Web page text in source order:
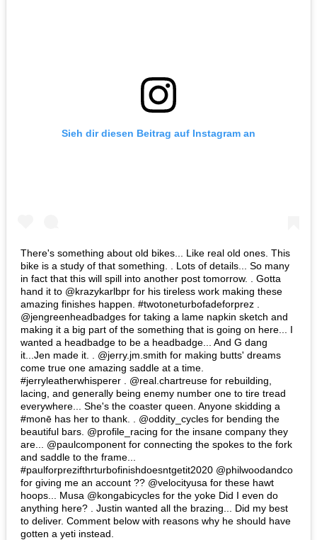
Sieh dir diesen Beitrag auf Instagram an
There's something about old bikes... Like real old ones. This
bike is a study of that something. . Lots of details... So many
in fact that this will spill into another post tomorrow. . Gotta
hand it to @krazykarlbpr for his tireless work making these
amazing finishes happen. #twotoneturbofadeforprez .
@jengreenheadbadges for taking a lame napkin sketch and
making it a big part of the something that is going on here... I
wanted a headbadge to be a headbadge... And G dang
it...Jen made it. . @jerry.jm.smith for making butts' dreams
come true one amazing saddle at a time.
#jerryleatherwhisperer . @real.chartreuse for rebuilding,
lacing, and generally being enemy number one to tire tread
everywhere... She's the coaster queen. Anyone skidding a
#monē has her to thank. . @oddity_cycles for bending the
beautiful bars. @profile_racing for the insane company they
are... @paulcomponent for connecting the spokes to the fork
and saddle to the frame...
#paulforprezifthrturbofinishdoesntgetit2020 @philwoodandco
for giving me an account ?? @velocityusa for these hawt
hoops... Musa @kongabicycles for the yoke Did I even do
anything here? . Justin wanted all the brazing... Did my best
to deliver. Comment below with reasons why he should have
gotten a yeti instead.